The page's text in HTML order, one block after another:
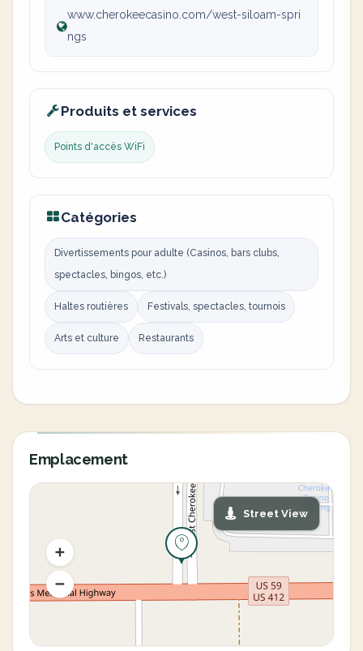
www.cherokeecasino.com/west-siloam-spri
ngs
Produits et services
Points d'accès WiFi
Catégories
Divertissements pour adulte (Casinos, bars clubs,
spectacles, bingos, etc.)
Haltes routières Festivals, spectacles, tournois
Arts et culture Restaurants
Emplacement
Street View